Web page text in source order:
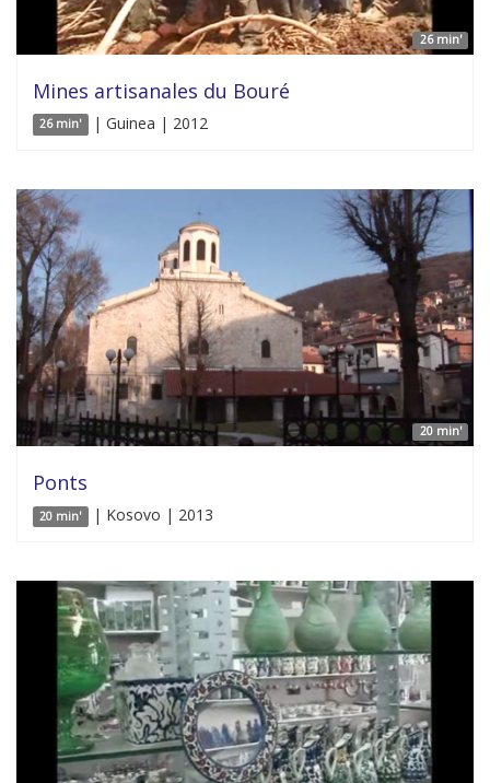
26 min'
Mines artisanales du Bouré
26 min' | Guinea | 2012
20 min'
Ponts
20 min' | Kosovo | 2013